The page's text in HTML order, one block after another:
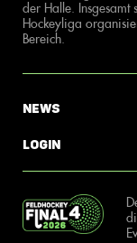
der Halle.
Hockeyliga
Bereich.
News
Login